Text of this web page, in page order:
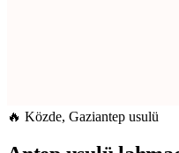
🔥 Közde, Gaziantep usulü